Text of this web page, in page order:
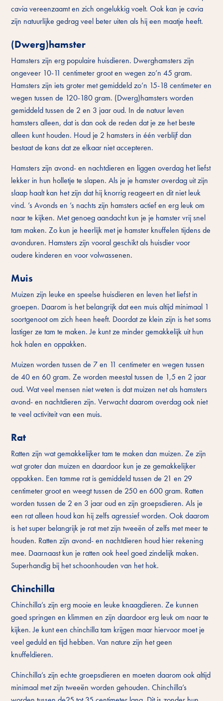
cavia vereenzaamt en zich ongelukkig voelt. Ook kan je cavia
zijn natuurlijke gedrag veel beter uiten als hij een maatje heeft.
(Dwerg)hamster
Hamsters zijn erg populaire huisdieren. Dwerghamsters zijn
ongeveer 10-11 centimeter groot en wegen zo’n 45 gram.
Hamsters zijn iets groter met gemiddeld zo’n 15-18 centimeter en
wegen tussen de 120-180 gram. (Dwerg)hamsters worden
gemiddeld tussen de 2 en 3 jaar oud. In de natuur leven
hamsters alleen, dat is dan ook de reden dat je ze het beste
alleen kunt houden. Houd je 2 hamsters in één verblijf dan
bestaat de kans dat ze elkaar niet accepteren.
Hamsters zijn avond- en nachtdieren en liggen overdag het liefst
lekker in hun holletje te slapen. Als je je hamster overdag uit zijn
slaap haalt kan het zijn dat hij knorrig reageert en dit niet leuk
vind. ’s Avonds en ’s nachts zijn hamsters actief en erg leuk om
naar te kijken. Met genoeg aandacht kun je je hamster vrij snel
tam maken. Zo kun je heerlijk met je hamster knuffelen tijdens de
avonduren. Hamsters zijn vooral geschikt als huisdier voor
oudere kinderen en voor volwassenen.
Muis
Muizen zijn leuke en speelse huisdieren en leven het liefst in
groepen. Daarom is het belangrijk dat een muis altijd minimaal 1
soortgenoot om zich heen heeft. Doordat ze klein zijn is het soms
lastiger ze tam te maken. Je kunt ze minder gemakkelijk uit hun
hok halen en oppakken.
Muizen worden tussen de 7 en 11 centimeter en wegen tussen
de 40 en 60 gram. Ze worden meestal tussen de 1,5 en 2 jaar
oud. Wat veel mensen niet weten is dat muizen net als hamsters
avond- en nachtdieren zijn. Verwacht daarom overdag ook niet
te veel activiteit van een muis.
Rat
Ratten zijn wat gemakkelijker tam te maken dan muizen. Ze zijn
wat groter dan muizen en daardoor kun je ze gemakkelijker
oppakken. Een tamme rat is gemiddeld tussen de 21 en 29
centimeter groot en weegt tussen de 250 en 600 gram. Ratten
worden tussen de 2 en 3 jaar oud en zijn groepsdieren. Als je
een rat alleen houd kan hij zelfs agressief worden. Ook daarom
is het super belangrijk je rat met zijn tweeën of zelfs met meer te
houden. Ratten zijn avond- en nachtdieren houd hier rekening
mee. Daarnaast kun je ratten ook heel goed zindelijk maken.
Superhandig bij het schoonhouden van het hok.
Chinchilla
Chinchilla’s zijn erg mooie en leuke knaagdieren. Ze kunnen
goed springen en klimmen en zijn daardoor erg leuk om naar te
kijken. Je kunt een chinchilla tam krijgen maar hiervoor moet je
veel geduld en tijd hebben. Van nature zijn het geen
knuffeldieren.
Chinchilla’s zijn echte groepsdieren en moeten daarom ook altijd
minimaal met zijn tweeën worden gehouden. Chinchilla’s